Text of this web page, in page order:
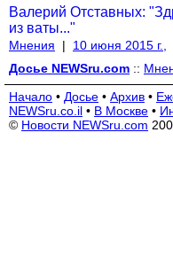
Валерий Отставных:
из ваты..."
Мнения |
10 июня 2015 г.,
Досье NEWSru.com ::
Начало • Досье • Архив •
NEWSru.co.il • В Москве •
© Новости NEWSru.com